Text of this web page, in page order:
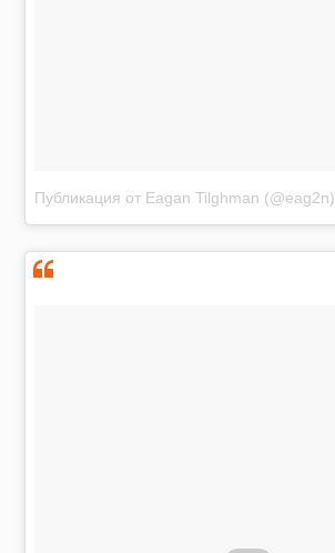
Публикация от Eagan Tilghman (@eag2n)